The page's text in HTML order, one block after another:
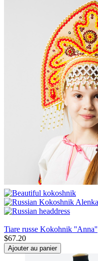
Tiare russe Kokohnik ''Anna''
$67.20
Ajouter au panier